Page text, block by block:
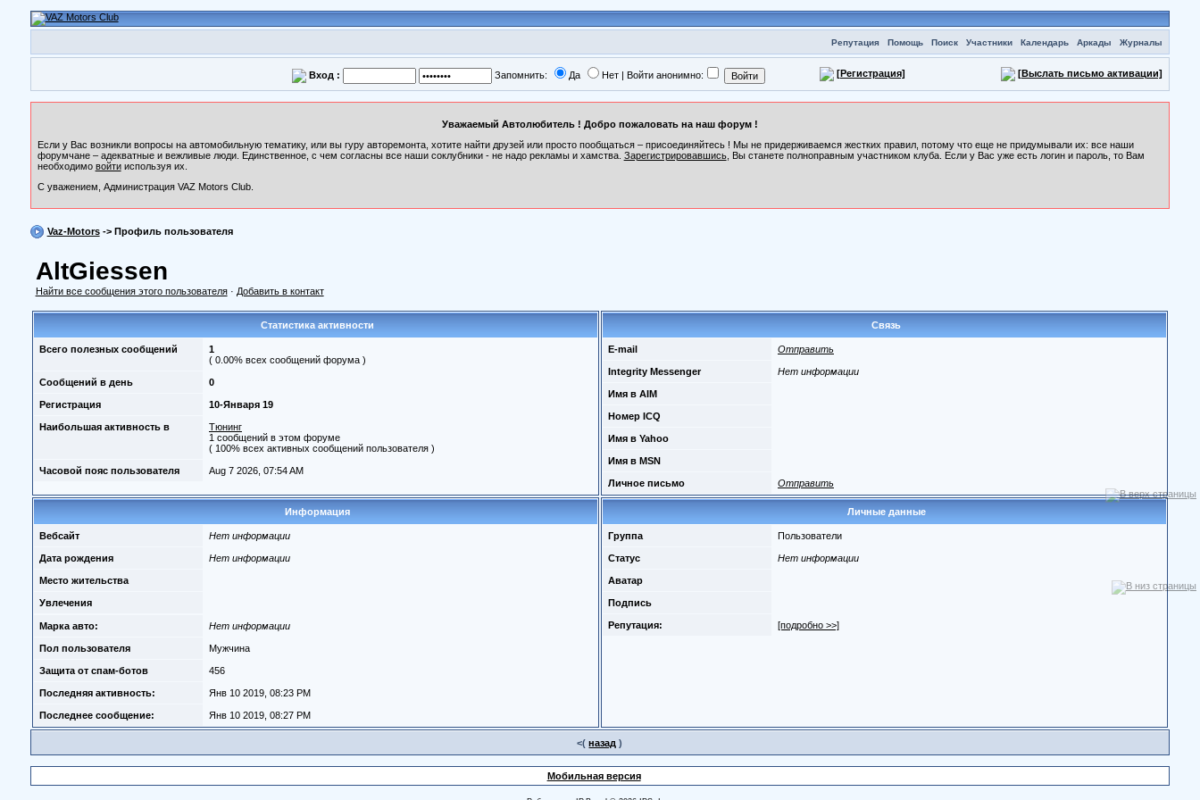
Репутация Помощь Поиск Участники Календарь Аркады Журналы
Вход : Запомнить: Да Нет | Войти анонимно: [Регистрация] [Выслать письмо активации]
Уважаемый Автолюбитель ! Добро пожаловать на наш форум !
Если у Вас возникли вопросы на автомобильную тематику, или вы гуру авторемонта, хотите найти друзей или просто пообщаться – присоединяйтесь ! Мы не придерживаемся жестких правил, потому что еще не придумывали их: все наши
форумчане – адекватные и вежливые люди. Единственное, с чем согласны все наши соклубники - не надо рекламы и хамства. Зарегистрировавшись, Вы станете полноправным участником клуба. Если у Вас уже есть логин и пароль, то Вам
необходимо войтииспользуя их.
С уважением, Администрация VAZ Motors Club.
Vaz-Motors-> Профиль пользователя
AltGiessen
Найти все сообщения этого пользователя· Добавить в контакт
Статистика активности
Всего полезных сообщений
1
( 0.00% всех сообщений форума )
Сообщений в день 0
Регистрация 10-Января 19
Наибольшая активность в
Тюнинг
1 сообщений в этом форуме
( 100% всех активных сообщений пользователя )
Часовой пояс пользователя Aug 7 2026, 07:54 AM
Связь
E-mail Отправить
Integrity Messenger Нет информации
Имя в AIM
Номер ICQ
Имя в Yahoo
Имя в MSN
Личное письмо Отправить
Информация
Вебсайт Нет информации
Дата рождения Нет информации
Место жительства
Увлечения
Марка авто: Нет информации
Пол пользователя Мужчина
Защита от спам-ботов 456
Последняя активность: Янв 10 2019, 08:23 PM
Последнее сообщение: Янв 10 2019, 08:27 PM
Личные данные
Группа Пользователи
Статус Нет информации
Аватар
Подпись
Репутация: [подробно >>]
<(назад )
Мобильная версия